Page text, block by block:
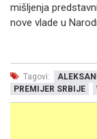
mišljenja
nove vlade u
Tagovi:
PREMIJER SRBIJE